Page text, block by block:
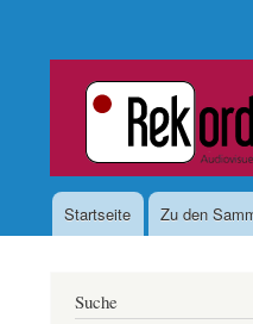
Hauptnavigation
Startseite Zu den
Suche